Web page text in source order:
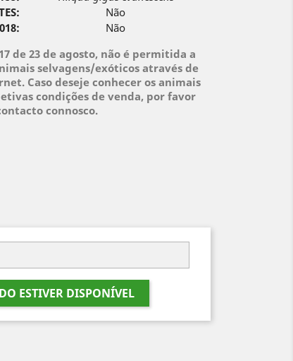
Não
Não
de 23 de agosto, não é permitida a
selvagens/exóticos através de
Caso deseje conhecer os animais
condições de venda, por favor
connosco.
ESTIVER DISPONÍVEL